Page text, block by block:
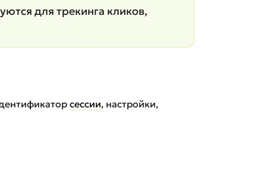
для трекинга кликов,
сессии, настройки,